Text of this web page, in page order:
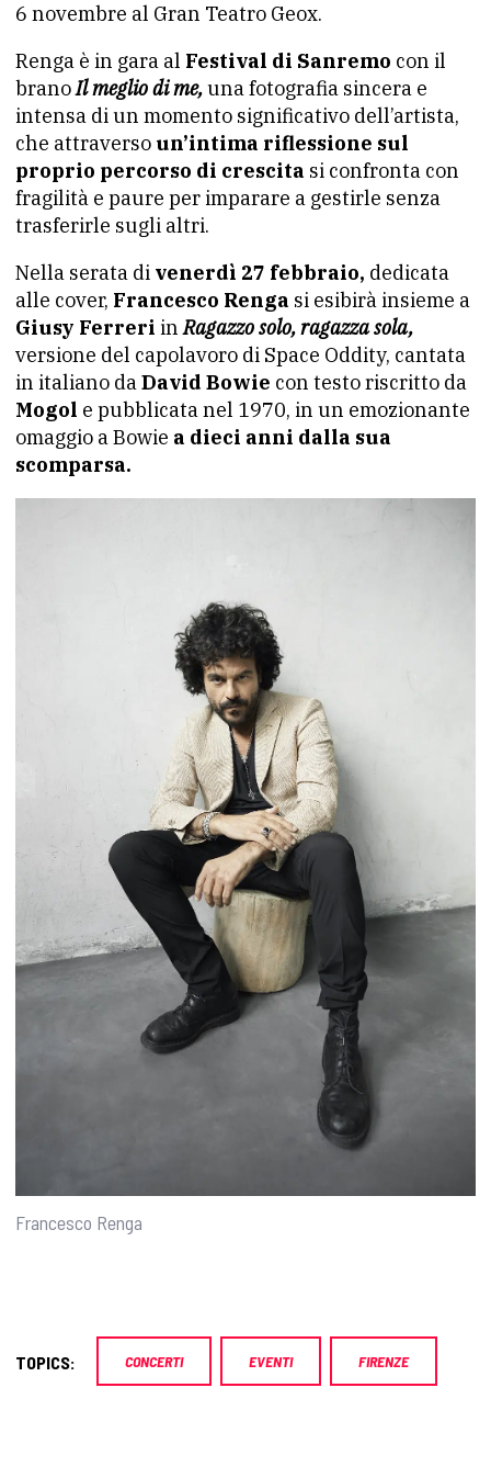
6 novembre al Gran Teatro Geox.
Renga è in gara al Festival di Sanremo con il
branoIl meglio di me,una fotografia sincera e
intensa di un momento significativo dell’artista,
che attraverso un’intima riflessione sul
proprio percorso di crescita si confronta con
fragilità e paure per imparare a gestirle senza
trasferirle sugli altri.
Nella serata di venerdì 27 febbraio, dedicata
alle cover, Francesco Renga si esibirà insieme a
Giusy Ferreri inRagazzo solo, ragazza sola,
versione del capolavoro di Space Oddity, cantata
in italiano daDavid Bowie con testo riscritto da
Mogol e pubblicata nel 1970, in un emozionante
omaggio a Bowie a dieci anni dalla sua
scomparsa.
Francesco Renga
TOPICS: CONCERTI EVENTI FIRENZE